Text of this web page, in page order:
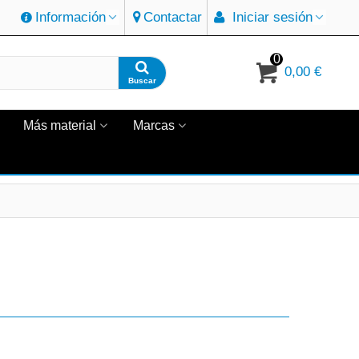
Información Contactar Iniciar sesión
Buscar
0
0,00 €
Más material Marcas